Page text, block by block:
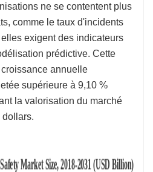
ne se contentent plus
comme le taux d'incidents
exigent des indicateurs
prédictive. Cette
annuelle
supérieure à 9,10 %
la valorisation du marché